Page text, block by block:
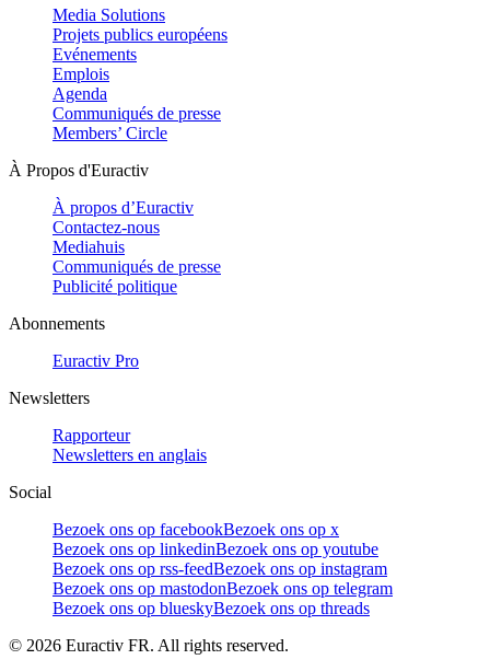
Media Solutions
Projets publics européens
Evénements
Emplois
Agenda
Communiqués de presse
Members’ Circle
À Propos d'Euractiv
À propos d’Euractiv
Contactez-nous
Mediahuis
Communiqués de presse
Publicité politique
Abonnements
Euractiv Pro
Newsletters
Rapporteur
Newsletters en anglais
Social
Bezoek ons op facebookBezoek ons op x
Bezoek ons op linkedinBezoek ons op youtube
Bezoek ons op rss-feedBezoek ons op instagram
Bezoek ons op mastodonBezoek ons op telegram
Bezoek ons op blueskyBezoek ons op threads
© 2026 Euractiv FR. All rights reserved.